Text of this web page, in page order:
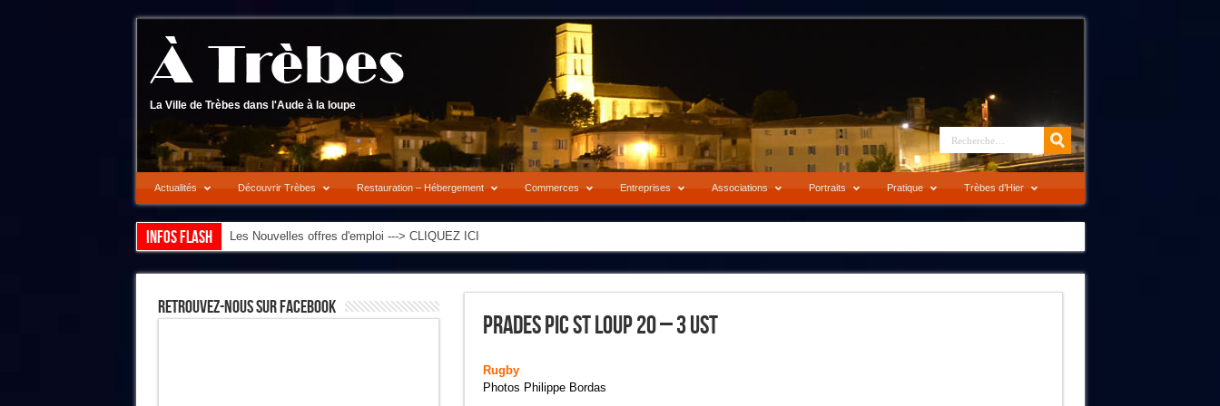
La Ville de Trèbes dans l'Aude à la loupe
Actualités Découvrir Trèbes Restauration – Hébergement Commerces Entreprises Associations Portraits Pratique Trèbes d’Hier
Infos flash Les Nouvelles offres d'emploi ---> CLIQUEZ ICI
Prades Pic St Loup 20 – 3 UST
Rugby
Photos Philippe Bordas
Retrouvez-Nous Sur Facebook